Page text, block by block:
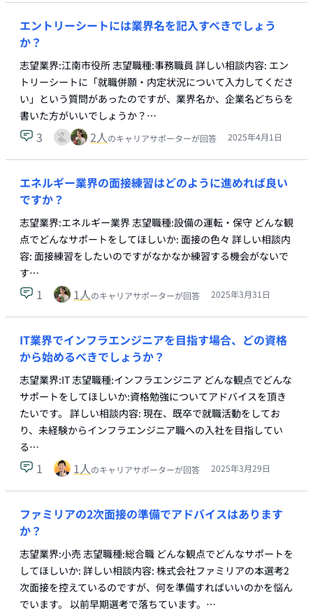
エントリーシートには業界名を記入すべきでしょう
か？
志望業界:江南市役所 志望職種:事務職員 詳しい相談内容: エン
トリーシートに「就職併願・内定状況について入力してくださ
い」という質問があったのですが、業界名か、企業名どちらを
書いた方がいいでしょうか？…
3 2人のキャリアサポーターが回答 2025年4月1日
エネルギー業界の面接練習はどのように進めれば良い
ですか？
志望業界:エネルギー業界 志望職種:設備の運転・保守 どんな観
点でどんなサポートをしてほしいか: 面接の色々 詳しい相談内
容: 面接練習をしたいのですがなかなか練習する機会がないで
す…
1 1人のキャリアサポーターが回答 2025年3月31日
IT業界でインフラエンジニアを目指す場合、どの資格
から始めるべきでしょうか？
志望業界:IT 志望職種:インフラエンジニア どんな観点でどんな
サポートをしてほしいか:資格勉強についてアドバイスを頂き
たいです。 詳しい相談内容: 現在、既卒で就職活動をしてお
り、未経験からインフラエンジニア職への入社を目指してい
る…
1 1人のキャリアサポーターが回答 2025年3月29日
ファミリアの2次面接の準備でアドバイスはあります
か？
志望業界:小売 志望職種:総合職 どんな観点でどんなサポートを
してほしいか: 詳しい相談内容: 株式会社ファミリアの本選考2
次面接を控えているのですが、何を準備すればいいのかを悩ん
でいます。 以前早期選考で落ちています。…